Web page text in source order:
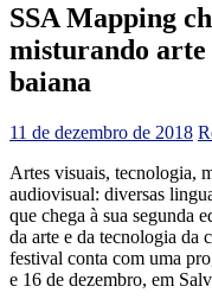
SSA Mapping
misturando arte
baiana
11 de dezembro de 2018
Artes visuais, tecnologia,
audiovisual: diversas
que chega à sua segunda
da arte e da tecnologia da
festival conta com uma
e 16 de dezembro, em